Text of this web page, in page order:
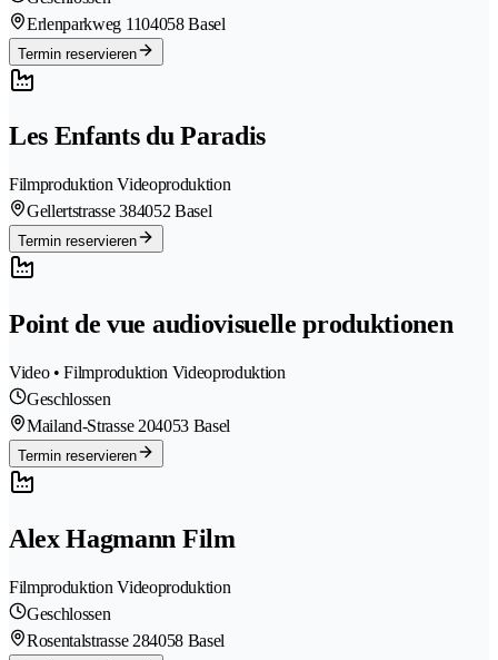
Erlenparkweg 1104058 Basel
Termin reservieren
Les Enfants du Paradis
Filmproduktion Videoproduktion
Gellertstrasse 384052 Basel
Termin reservieren
Point de vue audiovisuelle produktionen
Video • Filmproduktion Videoproduktion
Geschlossen
Mailand-Strasse 204053 Basel
Termin reservieren
Alex Hagmann Film
Filmproduktion Videoproduktion
Geschlossen
Rosentalstrasse 284058 Basel